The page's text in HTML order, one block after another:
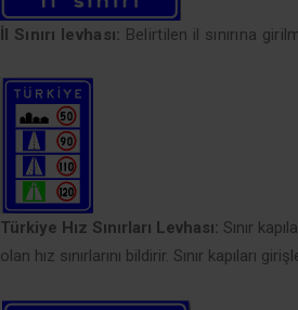
İl Sınırı levhası: Belirtilen il sınırına
Türkiye Hız Sınırları Levhası: Sınır
olan hız sınırlarını bildirir. Sınır kapıları